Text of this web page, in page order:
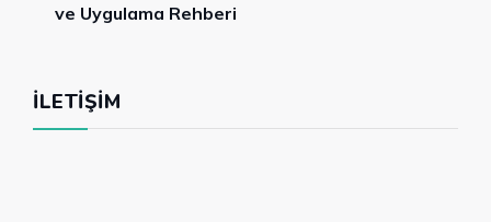
ve Uygulama Rehberi
İLETIŞIM